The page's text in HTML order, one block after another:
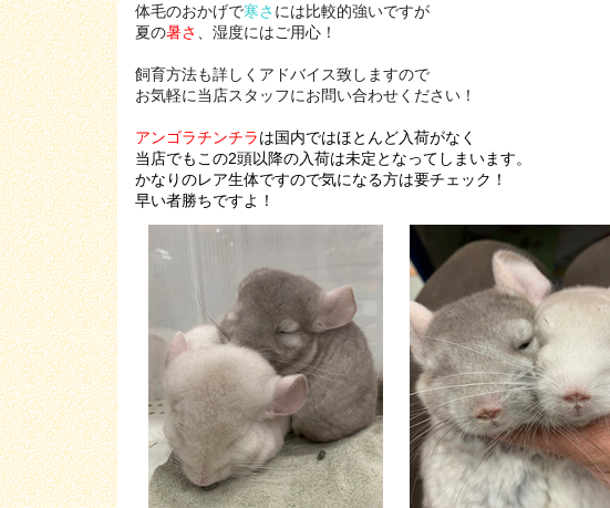
体毛のおかげで寒さ には比較的強いですが
夏の暑さ 、湿度にはご用心！
飼育方法も詳しくアドバイス致しますので
お気軽に当店スタッフにお問い合わせください！
アンゴラチンチラは国内ではほとんど入荷がなく
当店でもこの2頭以降の入荷は未定となってしまいます。
かなりのレア生体ですので気になる方は要チェック！
早い者勝ちですよ！